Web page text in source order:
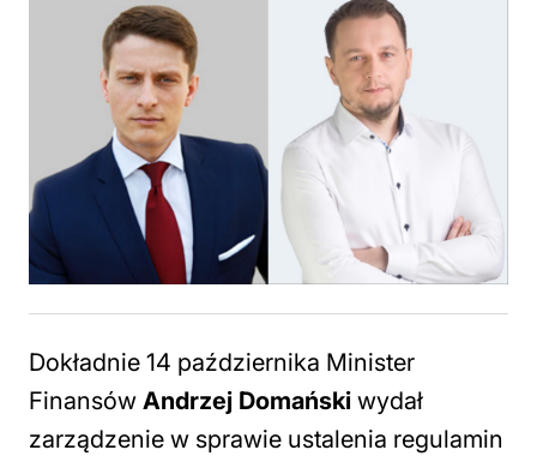
Dokładnie 14 października Minister
Finansów Andrzej Domański wydał
zarządzenie w sprawie ustalenia regulamin